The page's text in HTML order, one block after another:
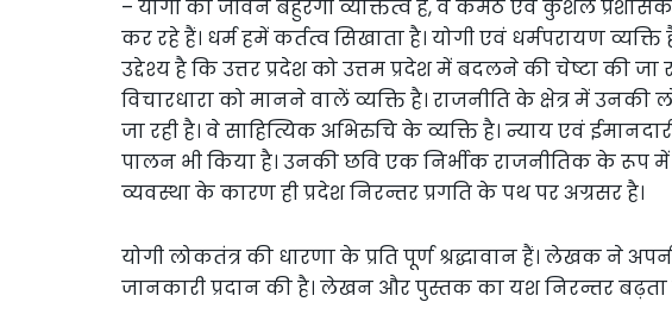
– योगी का जीवन बहुरंगी व्यक्तित्व है, वे कर्मठ एवं कुशल
कर रहे हैं। धर्म हमें कर्तत्व सिखाता है। योगी एवं धर्मपरायण
उद्देश्य है कि उत्तर प्रदेश को उत्तम प्रदेश में बदलने की चेष्टा की जा
विचारधारा को मानने वालें व्यक्ति है। राजनीति के क्षेत्र में उनकी
जा रही है। वे साहित्यिक अभिरुचि के व्यक्ति है। न्याय एवं
पालन भी किया है। उनकी छवि एक निर्भीक राजनीतिक के रूप
व्यवस्था के कारण ही प्रदेश निरन्तर प्रगति के पथ पर अग्रसर है।
योगी लोकतंत्र की धारणा के प्रति पूर्ण श्रद्धावान हैं। लेखक ने
जानकारी प्रदान की है। लेखन और पुस्तक का यश निरन्तर बढ़ता